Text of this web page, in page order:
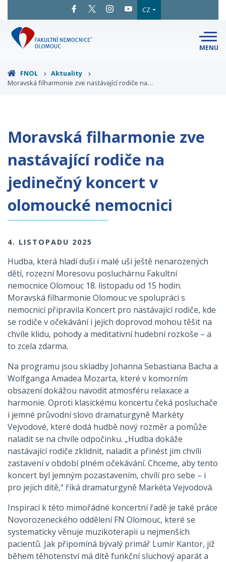
CZ
MENU
PACIENTIA NÁVŠTĚVY KLINIKY A ODDĚLENÍ
KONTAKTNÍINFORMACE
FNOL
Aktuality
Moravská filharmonie zve nastávající rodiče na…
Moravská filharmonie zve
nastávající rodiče na
jedinečný koncert v
olomoucké nemocnici
4. LISTOPADU 2025
Hudba, která hladí duši i malé uši ještě nenarozených
dětí, rozezní Moresovu posluchárnu Fakultní
nemocnice Olomouc 18. listopadu od 15 hodin.
Moravská filharmonie Olomouc ve spolupráci s
nemocnicí připravila Koncert pro nastávající rodiče, kde
se rodiče v očekávání i jejich doprovod mohou těšit na
chvíle klidu, pohody a meditativní hudební rozkoše – a
to zcela zdarma.
Na programu jsou skladby Johanna Sebastiana Bacha a
Wolfganga Amadea Mozarta, které v komorním
obsazení dokážou navodit atmosféru relaxace a
harmonie. Oproti klasickému koncertu čeká posluchače
i jemné průvodní slovo dramaturgyně Markéty
Vejvodové, které dodá hudbě nový rozměr a pomůže
naladit se na chvíle odpočinku. „Hudba dokáže
nastávající rodiče zklidnit, naladit a přinést jim chvíli
zastavení v období plném očekávání. Chceme, aby tento
koncert byl jemným pozastavením, chvílí pro sebe – i
pro jejich dítě,“ říká dramaturgyně Markéta Vejvodová.
Inspirací k této mimořádné koncertní řadě je také práce
Novorozeneckého oddělení FN Olomouc, které se
systematicky věnuje muzikoterapii u nejmenších
pacientů. Jak připomíná bývalý primář Lumír Kantor, již
během těhotenství má dítě funkční sluchový aparát a